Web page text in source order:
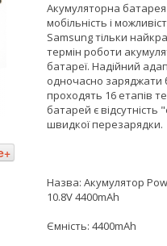
Акумуляторна
мобільність і
Samsung тільки
термін роботи
батареї. Надійний
одночасно заряджати
проходять 16 етапів
батарей є
швидкої перезарядки.
Назва: Акумулятор
10.8V 4400mAh
Ємність: 4400mAh